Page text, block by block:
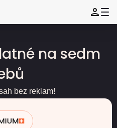
na sedm
bez reklam!